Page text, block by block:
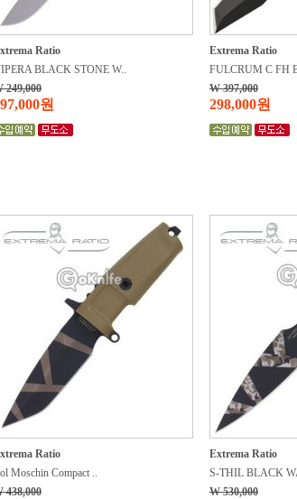
Ratio
BLACK STONE W..
249,000
원
Extrema Ratio
FULCRUM C FH
W 397,000
298,000원
Ratio
Moschin Compact ..
438,000
Extrema Ratio
S-THIL BLACK
W 530,000